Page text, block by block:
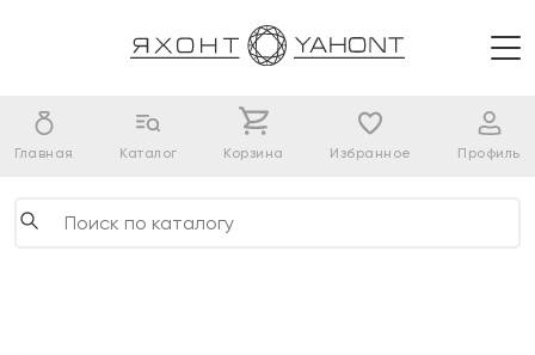
Главная Каталог Корзина Избранное Профиль